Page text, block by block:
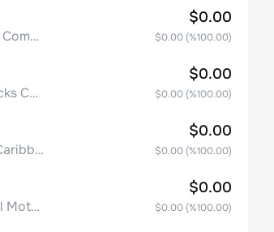
Lowe's Companies Inc.
$0.00
$0.00(%100.00)
Starbucks Corp
$0.00
$0.00(%100.00)
Royal Caribbean Group
$0.00
$0.00(%100.00)
General Motors Company
$0.00
$0.00(%100.00)